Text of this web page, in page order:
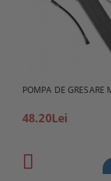
POMPA DE GRESARE
48.20Lei